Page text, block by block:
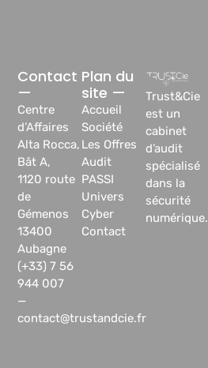
Trust&Cie
est un
cabinet
d’audit
spécialisé
dans la
sécurité
numérique.
Plan du
site —
Accueil
Société
Les Offres
Audit
PASSI
Univers
Cyber
Contact
Contact
—
Centre
d’Affaires
Alta Rocca,
Bât A,
1120 route
de
Gémenos
13400
Aubagne
(+33) 7 56
944 007
—
contact@trustandcie.fr